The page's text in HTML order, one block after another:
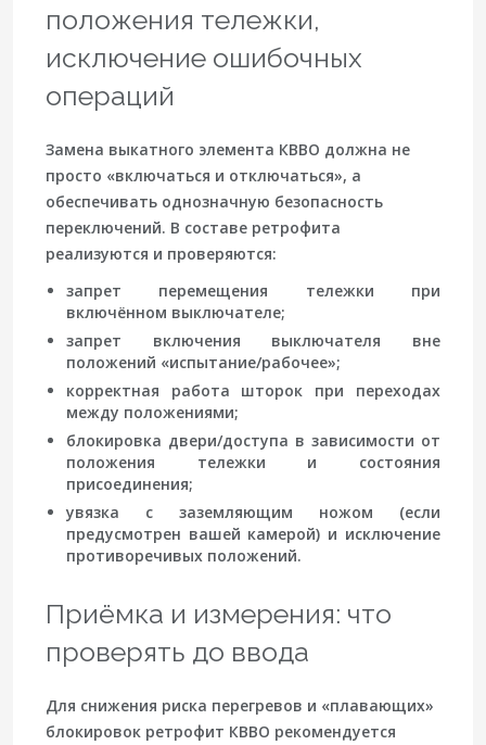
положения тележки,
исключение ошибочных
операций
Замена выкатного элемента КВВО должна не
просто «включаться и отключаться», а
обеспечивать однозначную безопасность
переключений. В составе ретрофита
реализуются и проверяются:
запрет перемещения тележки при
включённом выключателе;
запрет включения выключателя вне
положений «испытание/рабочее»;
корректная работа шторок при переходах
между положениями;
блокировка двери/доступа в зависимости от
положения тележки и состояния
присоединения;
увязка с заземляющим ножом (если
предусмотрен вашей камерой) и исключение
противоречивых положений.
Приёмка и измерения: что
проверять до ввода
Для снижения риска перегревов и «плавающих»
блокировок ретрофит КВВО рекомендуется